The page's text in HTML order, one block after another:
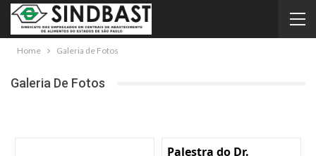
Home Galeria de Fotos
Galeria De Fotos
Palestra do Dr.